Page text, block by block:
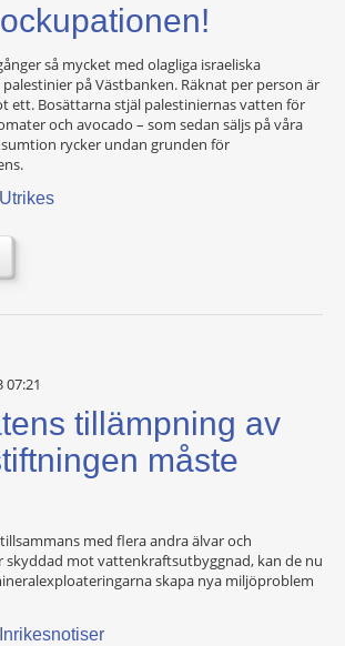
så mycket med olagliga israeliska
på Västbanken. Räknat per person är
ett. Bosättarna stjäl palestiniernas vatten för
och avocado – som sedan säljs på våra
rycker undan grunden för
Utrikes
07:21
tillämpning av
måste
med flera andra älvar och
skyddad mot vattenkraftsutbyggnad, kan de nu
skapa nya miljöproblem
Inrikesnotiser